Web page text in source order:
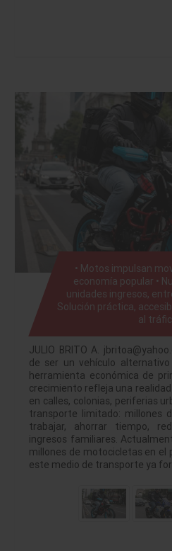
• Motos impulsan
economía popular •
unidades ingresos,
Solución práctica,
al
JULIO BRITO A.
de ser un vehículo
herramienta económica de
crecimiento refleja una
en calles, colonias, periferias
transporte limitado: millones
trabajar, ahorrar tiempo,
ingresos familiares.
millones de motocicletas en el
este medio de transporte ya